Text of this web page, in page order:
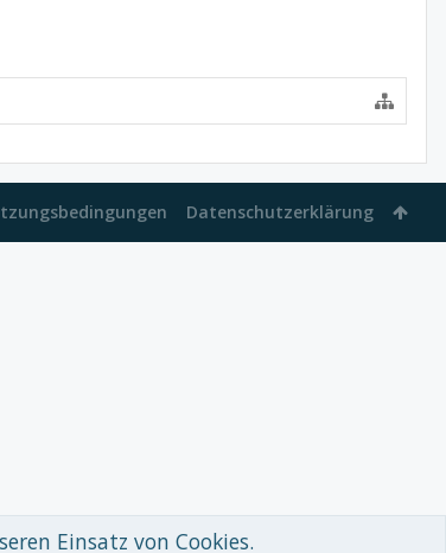
Datenschutzerklärung
Einsatz von Cookies.